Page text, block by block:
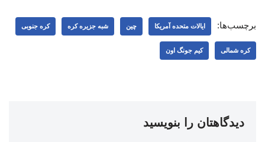
برچسب‌ها: ایالات متحده آمریکا چین شبه جزیره کره کره جنوبی
کره شمالی کیم جونگ اون
دیدگاهتان را بنویسید